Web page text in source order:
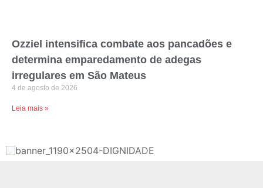
Ozziel intensifica combate aos pancadões e
determina emparedamento de adegas
irregulares em São Mateus
4 de agosto de 2026
Leia mais »